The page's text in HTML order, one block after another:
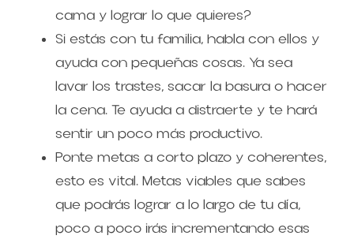
cama y lograr lo que quieres?
Si estás con tu familia, habla con ellos y
ayuda con pequeñas cosas. Ya sea
lavar los trastes, sacar la basura o hacer
la cena. Te ayuda a distraerte y te hará
sentir un poco más productivo.
Ponte metas a corto plazo y coherentes,
esto es vital. Metas viables que sabes
que podrás lograr a lo largo de tu día,
poco a poco irás incrementando esas